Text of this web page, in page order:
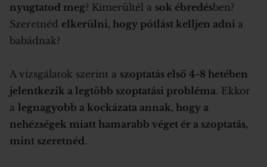
nyugtatod meg? Kimerültél a sok ébredésben?
Szeretnéd elkerülni, hogy pótlást kelljen adni a
babádnak?
A vizsgálatok szerint a szoptatás első 4-8 hetében
jelentkezik a legtöbb szoptatási probléma. Ekkor
a legnagyobb a kockázata annak, hogy a
nehézségek miatt hamarabb véget ér a szoptatás,
mint szeretnéd.